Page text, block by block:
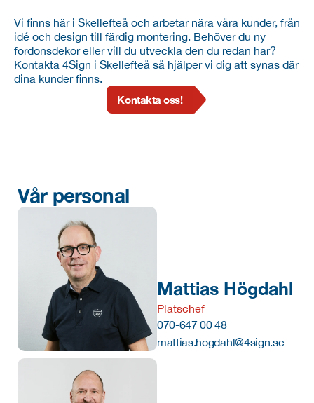
Vi finns här i Skellefteå och arbetar nära våra kunder, från
idé och design till färdig montering. Behöver du ny
fordonsdekor eller vill du utveckla den du redan har?
Kontakta 4Sign i Skellefteå så hjälper vi dig att synas där
dina kunder finns.
Kontakta oss!
Vår personal
Mattias Högdahl
Platschef
070-647 00 48
mattias.hogdahl@4sign.se